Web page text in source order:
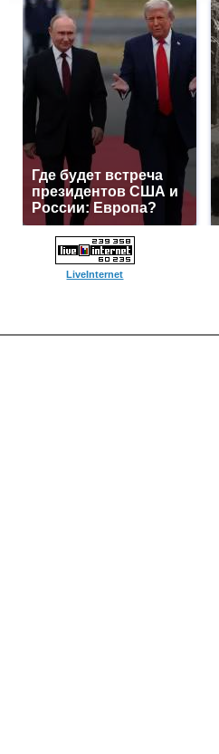
Где будет встреча
президентов США и
России: Европа?
LiveInternet